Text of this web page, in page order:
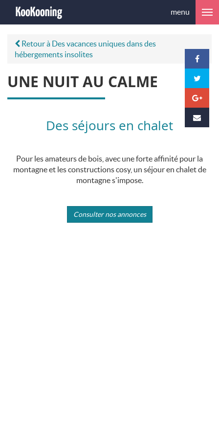
menu
Retour à Des vacances uniques dans des
hébergements insolites
UNE NUIT AU CALME
Des séjours en chalet
Pour les amateurs de bois, avec une forte affinité pour la
montagne et les constructions cosy, un séjour en chalet de
montagne s'impose.
Consulter nos annonces